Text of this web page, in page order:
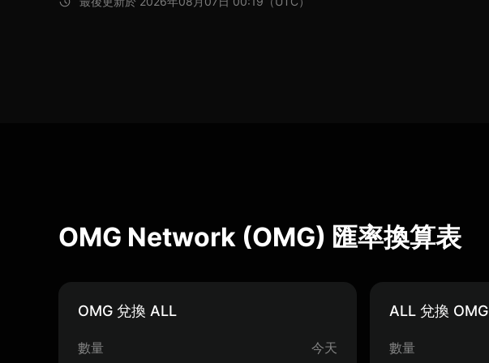
OMG Network (OMG) 匯率換算表
OMG 兌換 ALL
數量 今天
ALL 兌換 OMG
數量